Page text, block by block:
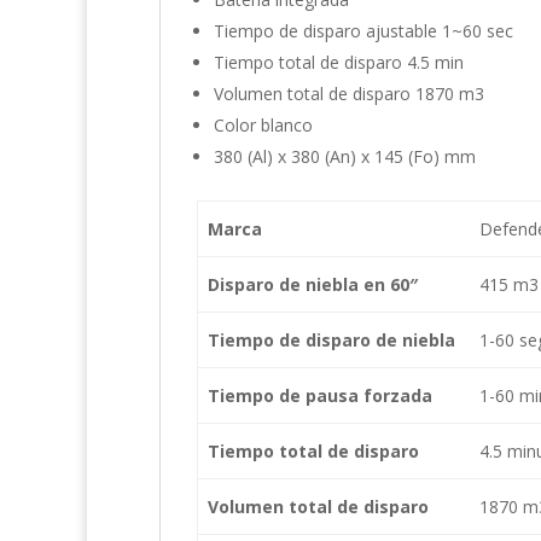
Tiempo de disparo ajustable 1~60 sec
Tiempo total de disparo 4.5 min
Volumen total de disparo 1870 m3
Color blanco
380 (Al) x 380 (An) x 145 (Fo) mm
Marca
Disparo de niebla en 60″ 415 m3
Tiempo de disparo de niebla 1-60
Tiempo de pausa forzada 1-60
Tiempo total de disparo 4.5
Volumen total de disparo 1870